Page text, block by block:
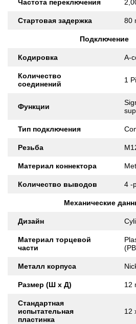
Частота переключения
Стартовая задержка 80
Подключение
Кодировка A-
Количество
соединений
1
Функции
Тип подключения
Резьба
Материал коннектора
Количество выводов 4 -
Механические
Дизайн
Материал торцевой
части
Металл корпуса
Размер (Ш x Д) 12
Стандартная
испытательная
пластинка
12